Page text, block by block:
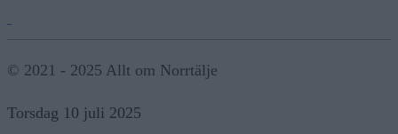
© 2021 - 2025 Allt om Norrtälje
Torsdag 10 juli 2025